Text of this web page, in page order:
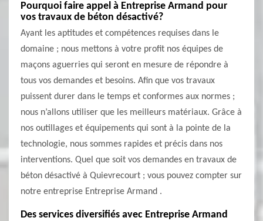
Pourquoi faire appel à Entreprise Armand pour
vos travaux de béton désactivé?
Ayant les aptitudes et compétences requises dans le
domaine ; nous mettons à votre profit nos équipes de
maçons aguerries qui seront en mesure de répondre à
tous vos demandes et besoins. Afin que vos travaux
puissent durer dans le temps et conformes aux normes ;
nous n’allons utiliser que les meilleurs matériaux. Grâce à
nos outillages et équipements qui sont à la pointe de la
technologie, nous sommes rapides et précis dans nos
interventions. Quel que soit vos demandes en travaux de
béton désactivé à Quievrecourt ; vous pouvez compter sur
notre entreprise Entreprise Armand .
Des services diversifiés avec Entreprise Armand